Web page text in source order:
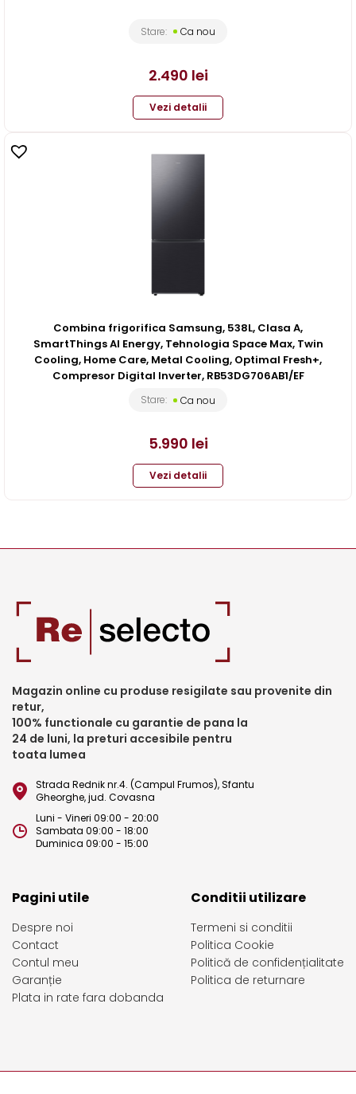
Stare: Ca nou
2.490 lei
Vezi detalii
Combina frigorifica Samsung, 538L, Clasa A,
SmartThings AI Energy, Tehnologia Space Max, Twin
Cooling, Home Care, Metal Cooling, Optimal Fresh+,
Compresor Digital Inverter, RB53DG706AB1/EF
Stare: Ca nou
5.990 lei
Vezi detalii
Magazin online cu produse resigilate sau provenite din
retur,
100% functionale cu garantie de pana la
24 de luni, la preturi accesibile pentru
toata lumea
Strada Rednik nr.4. (Campul Frumos), Sfantu
Gheorghe, jud. Covasna
Luni - Vineri 09:00 - 20:00
Sambata 09:00 - 18:00
Duminica 09:00 - 15:00
Pagini utile
Despre noi
Contact
Contul meu
Garanție
Plata in rate fara dobanda
Conditii utilizare
Termeni si conditii
Politica Cookie
Politică de confidențialitate
Politica de returnare